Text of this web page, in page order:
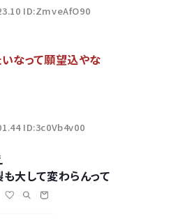
ID:ZmveAfO90
なって願望込やな
ID:3c0Vb4v00
大して変わらんって